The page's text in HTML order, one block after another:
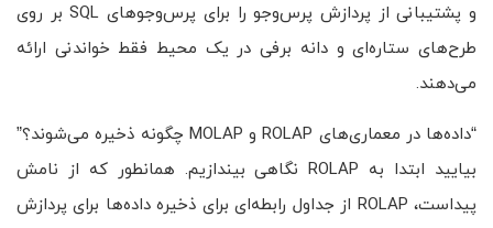
و پشتیبانی از پردازش پرس‌وجو را برای پرس‌وجوهای SQL بر روی
طرح‌های ستاره‌ای و دانه برفی در یک محیط فقط خواندنی ارائه
می‌دهند.
“داده‌ها در معماری‌های ROLAP و MOLAP چگونه ذخیره می‌شوند؟”
بیایید ابتدا به ROLAP نگاهی بیندازیم. همانطور که از نامش
پیداست، ROLAP از جداول رابطه‌ای برای ذخیره داده‌ها برای پردازش